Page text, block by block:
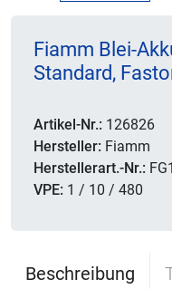
Fiamm Blei-
Standard,
Artikel-Nr.: 126826
Hersteller: Fiamm
Herstellerart.-Nr.:
VPE: 1 / 10 / 480
Beschreibung